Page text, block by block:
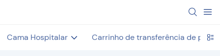
Cama Hospitalar Carrinho de transferência de